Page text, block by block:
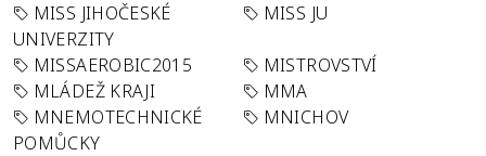
MISS JIHOČESKÉ
UNIVERZITY
MISS JU
MISSAEROBIC2015
MISTROVSTVÍ
MLÁDEŽ KRAJI
MMA
MNEMOTECHNICKÉ
POMŮCKY
MNICHOV